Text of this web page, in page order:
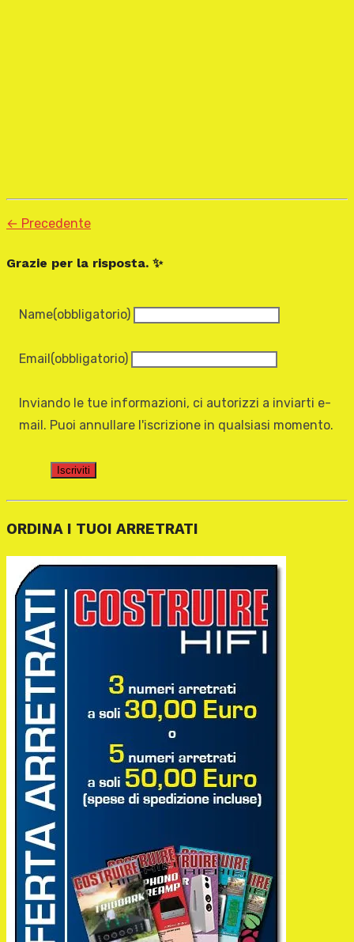
← Precedente
Grazie per la risposta. ✨
Name(obbligatorio)
Email(obbligatorio)
Inviando le tue informazioni, ci autorizzi a inviarti e-
mail. Puoi annullare l'iscrizione in qualsiasi momento.
Iscriviti
ORDINA I TUOI ARRETRATI